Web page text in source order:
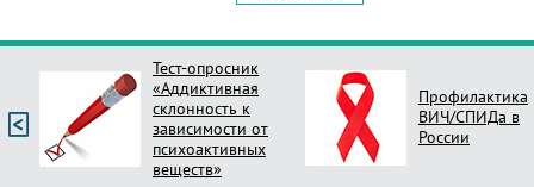
Тест-опросник
«Аддиктивная
склонность к
зависимости от
психоактивных
веществ»
Профилактика
ВИЧ/СПИДа в
России